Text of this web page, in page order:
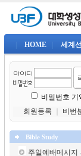
HOME 세계
비밀번호 기
회원등록
비번
Bible Study
주일예배메시지